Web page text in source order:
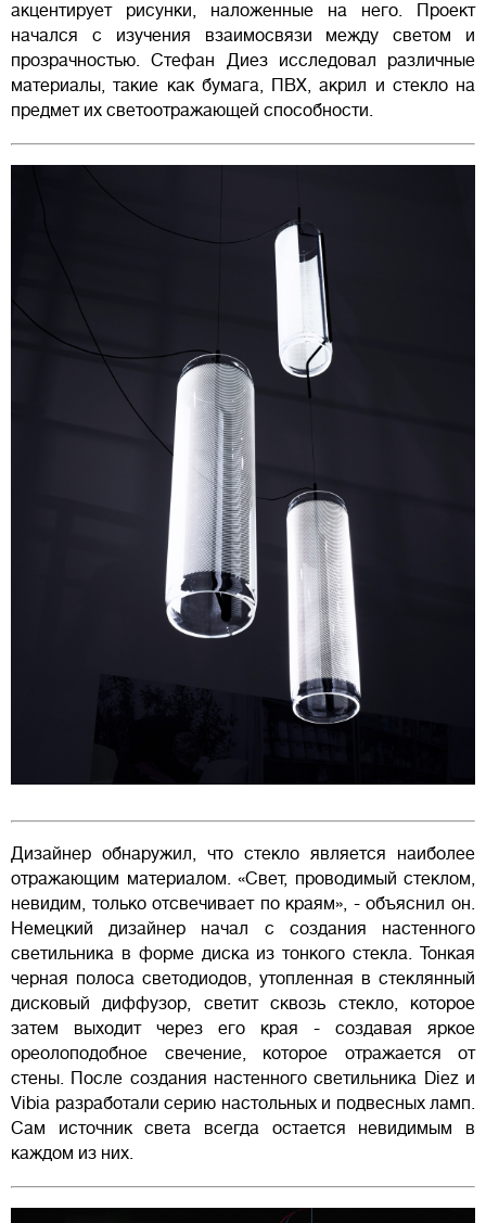
акцентирует рисунки, наложенные на него. Проект
начался с изучения взаимосвязи между светом и
прозрачностью. Стефан Диез исследовал различные
материалы, такие как бумага, ПВХ, акрил и стекло на
предмет их светоотражающей способности.
Дизайнер обнаружил, что стекло является наиболее
отражающим материалом. «Свет, проводимый стеклом,
невидим, только отсвечивает по краям», - объяснил он.
Немецкий дизайнер начал с создания настенного
светильника в форме диска из тонкого стекла. Тонкая
черная полоса светодиодов, утопленная в стеклянный
дисковый диффузор, светит сквозь стекло, которое
затем выходит через его края - создавая яркое
ореолоподобное свечение, которое отражается от
стены. После создания настенного светильника Diez и
Vibia разработали серию настольных и подвесных ламп.
Сам источник света всегда остается невидимым в
каждом из них.